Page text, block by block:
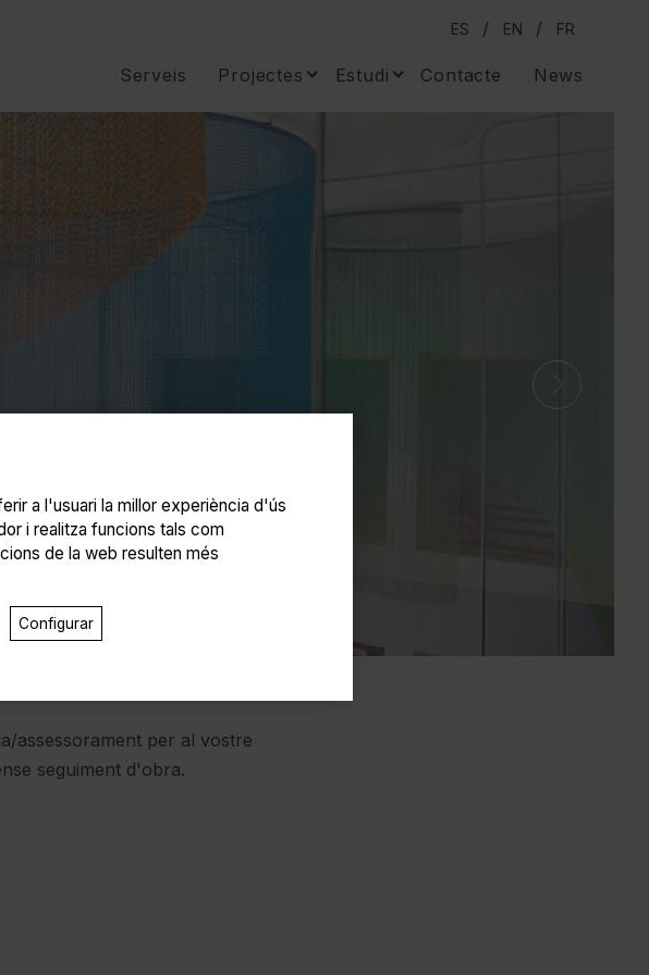
ES EN FR
Serveis
Projectes
Comercial
Estudi
Contacte News
assessorament per al vostre
seguiment d'obra.
a l'usuari la millor experiència d'ús
i realitza funcions tals com
de la web resulten més
Configurar